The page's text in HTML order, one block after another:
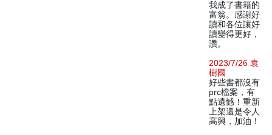
我成了書籍的
富翁。感謝好
讀和各位讓好
讀變得更好，
讚。
2023/7/26 袁
樹國
好些書都沒有
prc檔案，有
點遺憾！重新
上架還是令人
高興，加油！